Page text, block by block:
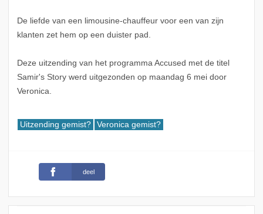
De liefde van een limousine-chauffeur voor een van zijn
klanten zet hem op een duister pad.
Deze uitzending van het programma Accused met de titel
Samir's Story werd uitgezonden op maandag 6 mei door
Veronica.
Uitzending gemist? Veronica gemist?
deel